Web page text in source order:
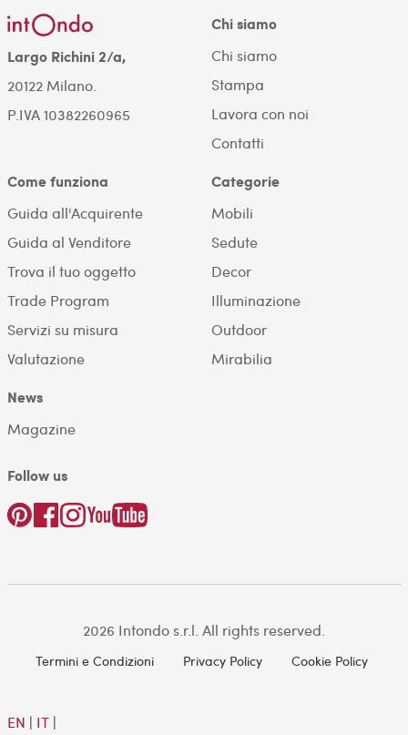
Largo Richini 2/a,
20122 Milano.
P.IVA 10382260965
Chi siamo
Chi siamo
Stampa
Lavora con noi
Contatti
Come funziona
Guida all'Acquirente
Guida al Venditore
Trova il tuo oggetto
Trade Program
Servizi su misura
Valutazione
Categorie
Mobili
Sedute
Decor
Illuminazione
Outdoor
Mirabilia
News
Magazine
Follow us
2026 Intondo s.r.l. All rights reserved.
Termini e Condizioni Privacy Policy Cookie Policy
EN | IT|